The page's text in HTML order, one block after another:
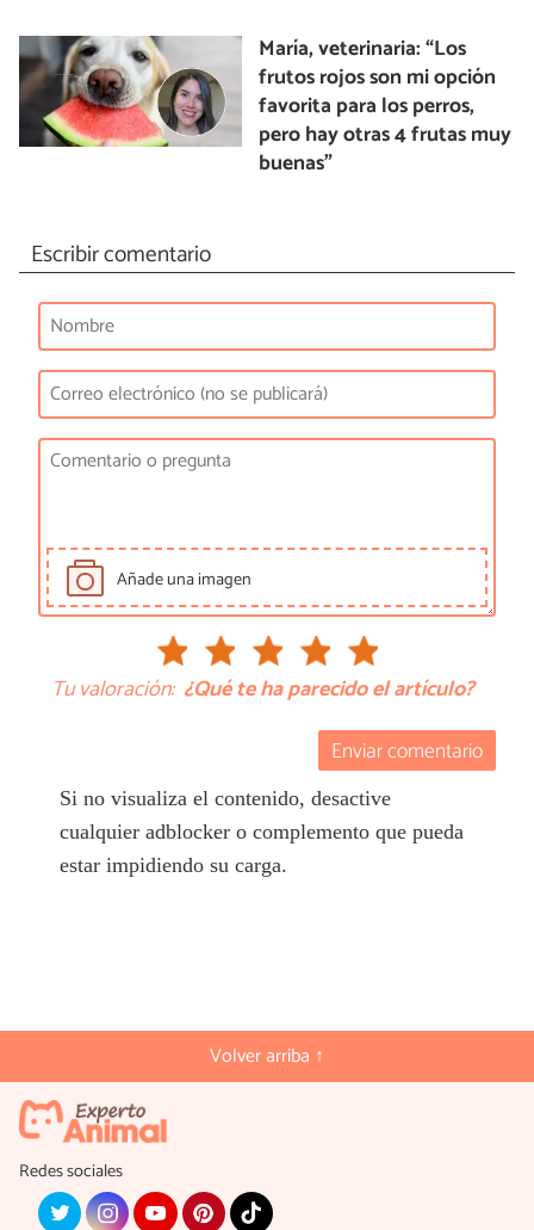
María, veterinaria: “Los
frutos rojos son mi opción
favorita para los perros,
pero hay otras 4 frutas muy
buenas”
Escribir comentario
Añade una imagen
Tu valoración: ¿Qué te ha parecido el artículo?
Enviar comentario
Si no visualiza el contenido, desactive
cualquier adblocker o complemento que pueda
estar impidiendo su carga.
Volver arriba ↑
Redes sociales